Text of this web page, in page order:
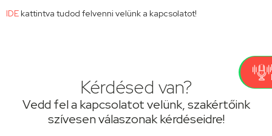
IDE kattintva tudod felvenni velünk a kapcsolatot!
Kérdésed van?
Vedd fel a kapcsolatot velünk, szakértőink
szívesen válaszonak kérdéseidre!